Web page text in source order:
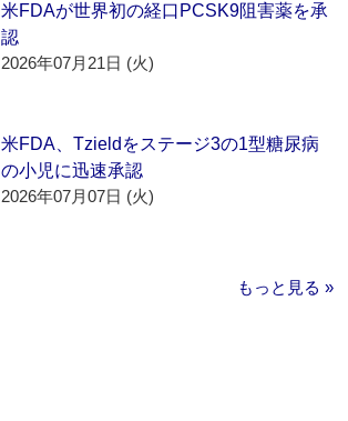
米FDAが世界初の経口PCSK9阻害薬を承
認
2026年07月21日 (火)
米FDA、Tzieldをステージ3の1型糖尿病
の小児に迅速承認
2026年07月07日 (火)
もっと見る »